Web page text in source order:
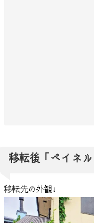
移転後「ベイネ
移転先の外観↓